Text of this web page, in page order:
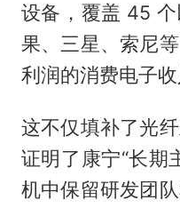
设备，覆盖 45
果、三星、索尼
利润的消费电子收
这不仅填补了光
证明了康宁“长期
机中保留研发团